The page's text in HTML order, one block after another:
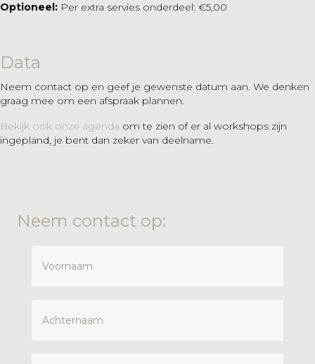
Optioneel: Per extra servies onderdeel: €5,00
Data
Neem contact op en geef je gewenste datum aan. We denken
graag mee om een afspraak plannen.
Bekijk ook onze agenda om te zien of er al workshops zijn
ingepland, je bent dan zeker van deelname.
Neem contact op: